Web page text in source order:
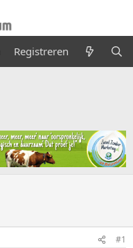
Registreren
#1